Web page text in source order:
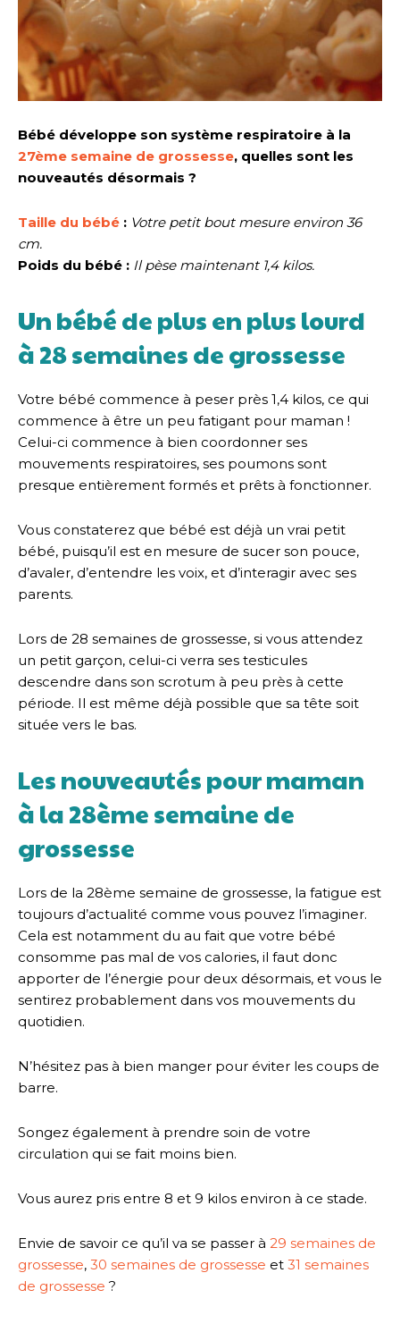
Bébé développe son système respiratoire à la
27ème semaine de grossesse, quelles sont les
nouveautés désormais ?
Taille du bébé : Votre petit bout mesure environ 36
cm.
Poids du bébé : Il pèse maintenant 1,4 kilos.
Un bébé de plus en plus lourd
à 28 semaines de grossesse
Votre bébé commence à peser près 1,4 kilos, ce qui
commence à être un peu fatigant pour maman !
Celui-ci commence à bien coordonner ses
mouvements respiratoires, ses poumons sont
presque entièrement formés et prêts à fonctionner.
Vous constaterez que bébé est déjà un vrai petit
bébé, puisqu’il est en mesure de sucer son pouce,
d’avaler, d’entendre les voix, et d’interagir avec ses
parents.
Lors de 28 semaines de grossesse, si vous attendez
un petit garçon, celui-ci verra ses testicules
descendre dans son scrotum à peu près à cette
période. Il est même déjà possible que sa tête soit
située vers le bas.
Les nouveautés pour maman
à la 28ème semaine de
grossesse
Lors de la 28ème semaine de grossesse, la fatigue est
toujours d’actualité comme vous pouvez l’imaginer.
Cela est notamment du au fait que votre bébé
consomme pas mal de vos calories, il faut donc
apporter de l’énergie pour deux désormais, et vous le
sentirez probablement dans vos mouvements du
quotidien.
N’hésitez pas à bien manger pour éviter les coups de
barre.
Songez également à prendre soin de votre
circulation qui se fait moins bien.
Vous aurez pris entre 8 et 9 kilos environ à ce stade.
Envie de savoir ce qu’il va se passer à 29 semaines de
grossesse, 30 semaines de grossesse et 31 semaines
de grossesse ?